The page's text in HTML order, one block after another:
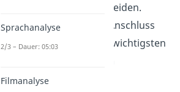
Lyrik und Epik unterscheiden.
Deshalb findest du im Anschluss
eine Übersicht mit den wichtigsten
dramatischer Texte.
Sprachanalyse
2/3 – Dauer: 05:03
Filmanalyse